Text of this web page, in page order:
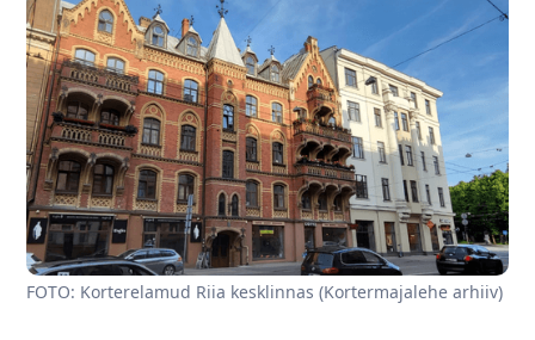
FOTO: Korterelamud Riia kesklinnas (Kortermajalehe arhiiv)